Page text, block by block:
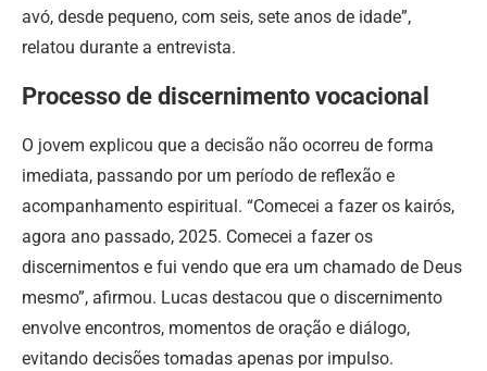
avó, desde pequeno, com seis, sete anos de idade”,
relatou durante a entrevista.
Processo de discernimento vocacional
O jovem explicou que a decisão não ocorreu de forma
imediata, passando por um período de reflexão e
acompanhamento espiritual. “Comecei a fazer os kairós,
agora ano passado, 2025. Comecei a fazer os
discernimentos e fui vendo que era um chamado de Deus
mesmo”, afirmou. Lucas destacou que o discernimento
envolve encontros, momentos de oração e diálogo,
evitando decisões tomadas apenas por impulso.